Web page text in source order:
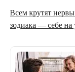
Всем крутят
зодиака — себе на